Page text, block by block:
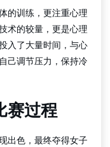
的训练，更注重心理
术的较量，更是心理
入了大量时间，与心
己调节压力，保持冷
赛过程
出色，最终夺得女子